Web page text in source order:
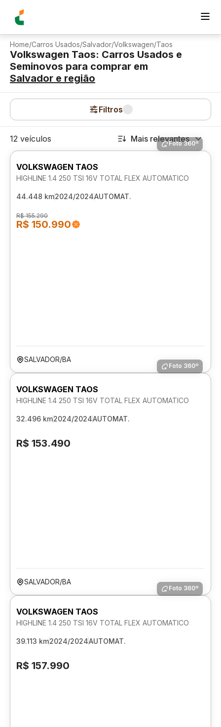
Home/Carros Usados/Salvador/Volkswagen/Taos
Volkswagen Taos: Carros Usados e
Seminovos para comprar em
Salvador e região
Filtros
12 veículos Mais relevantes
Foto 360º
VOLKSWAGEN TAOS
HIGHLINE 1.4 250 TSI 16V TOTAL FLEX AUTOMATICO
44.448 km2024/2024AUTOMAT.
R$ 155.290
R$ 150.990
SALVADOR/BA
Foto 360º
VOLKSWAGEN TAOS
HIGHLINE 1.4 250 TSI 16V TOTAL FLEX AUTOMATICO
32.496 km2024/2024AUTOMAT.
R$ 153.490
SALVADOR/BA
Foto 360º
VOLKSWAGEN TAOS
HIGHLINE 1.4 250 TSI 16V TOTAL FLEX AUTOMATICO
39.113 km2024/2024AUTOMAT.
R$ 157.990